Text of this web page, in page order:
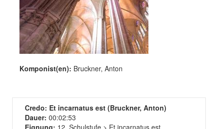
Komponist(en): Bruckner, Anton
Credo: Et incarnatus est (Bruckner, Anton)
Dauer: 00:02:53
Eignung: 12. Schulstufe > Et incarnatus est